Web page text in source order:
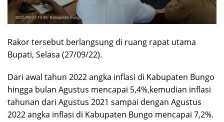
Rakor tersebut berlangsung di ruang rapat utama
Bupati, Selasa (27/09/22).
Dari awal tahun 2022 angka inflasi di Kabupaten Bungo
hingga bulan Agustus mencapai 5,4%,kemudian inflasi
tahunan dari Agustus 2021 sampai dengan Agustus
2022 angka inflasi di Kabupaten Bungo mencapai 7,2%.